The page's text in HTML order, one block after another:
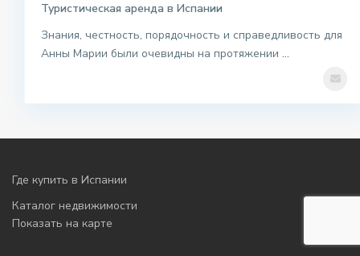
Туристическая аренда в Испании
Знания, честность, порядочность и справедливость для
Анны Марии были очевидны на протяжении ...
Где купить в Испании
Каталог недвижимости
Показать на карте